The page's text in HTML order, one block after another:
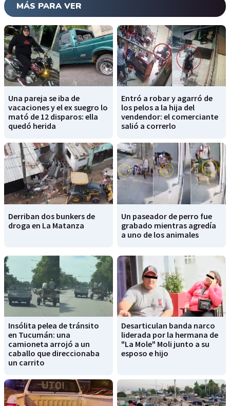
MÁS PARA VER
Una pareja se iba de
vacaciones y el ex suegro lo
mató de 12 disparos: ella
quedó herida
Entró a robar y agarró de
los pelos a la hija del
vendendor: el comerciante
salió a correrlo
Derriban dos bunkers de
droga en La Matanza
Un paseador de perro fue
grabado mientras agredía
a uno de los animales
Insólita pelea de tránsito
en Tucumán: una
camioneta arrojó a un
caballo que direccionaba
un carrito
Desarticulan banda narco
liderada por la hermana de
"La Mole" Moli junto a su
esposo e hijo